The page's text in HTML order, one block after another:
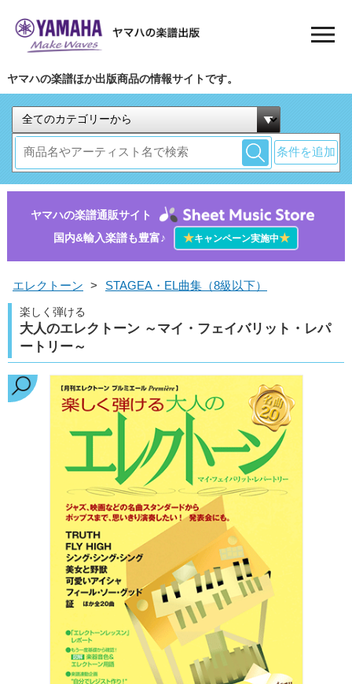
ヤマハの楽譜ほか出版商品の情報サイトです。
条件を追加
ヤマハの楽譜通販サイト
国内&輸入楽譜も豊富♪
★キャンペーン実施中★
エレクトーン > STAGEA・EL曲集（8級以下）
楽しく弾ける
大人のエレクトーン ～マイ・フェイバリット・レパ
ートリー～